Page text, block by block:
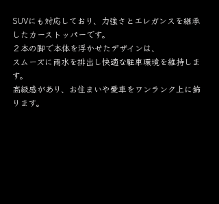
SUVにも対応しており、力強さとエレガンスを継承
したカーストッパーです。
２本の脚で本体を浮かせたデザインは、
スムーズに雨水を排出し快適な駐車環境を維持しま
す。
高級感があり、お住まいや愛車をワンランク上に飾
ります。